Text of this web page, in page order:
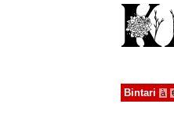
Bintari à